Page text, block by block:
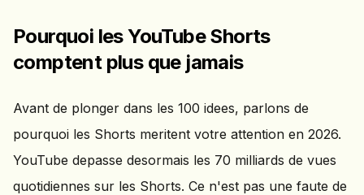
Pourquoi les YouTube Shorts
comptent plus que jamais
Avant de plonger dans les 100 idees, parlons de
pourquoi les Shorts meritent votre attention en 2026.
YouTube depasse desormais les 70 milliards de vues
quotidiennes sur les Shorts. Ce n'est pas une faute de